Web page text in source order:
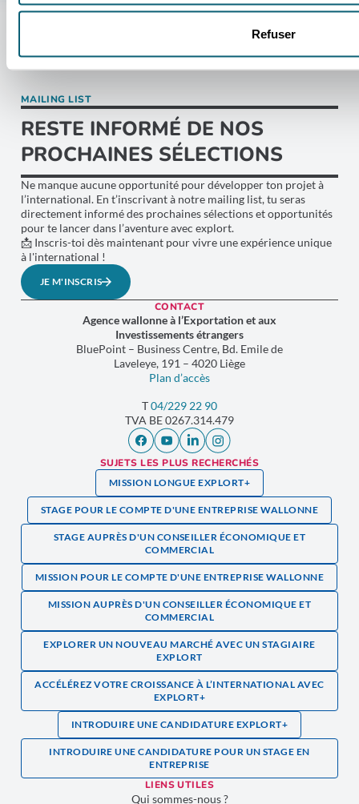
Refuser
MAILING LIST
RESTE INFORMÉ DE NOS
PROCHAINES SÉLECTIONS
Ne manque aucune opportunité pour développer ton projet à
l’international. En t’inscrivant à notre mailing list, tu seras
directement informé des prochaines sélections et opportunités
pour te lancer dans l’aventure avec explort.
📩 Inscris-toi dès maintenant pour vivre une expérience unique
à l'international !
JE M'INSCRIS
CONTACT
Agence wallonne à l’Exportation et aux
Investissements étrangers
BluePoint – Business Centre, Bd. Emile de
Laveleye, 191 – 4020 Liège
Plan d’accès
T04/229 22 90
TVA BE 0267.314.479
SUJETS LES PLUS RECHERCHÉS
MISSION LONGUE EXPLORT+
STAGE POUR LE COMPTE D'UNE ENTREPRISE WALLONNE
STAGE AUPRÈS D'UN CONSEILLER ÉCONOMIQUE ET
COMMERCIAL
MISSION POUR LE COMPTE D'UNE ENTREPRISE WALLONNE
MISSION AUPRÈS D'UN CONSEILLER ÉCONOMIQUE ET
COMMERCIAL
EXPLORER UN NOUVEAU MARCHÉ AVEC UN STAGIAIRE
EXPLORT
ACCÉLÉREZ VOTRE CROISSANCE À L’INTERNATIONAL AVEC
EXPLORT+
INTRODUIRE UNE CANDIDATURE EXPLORT+
INTRODUIRE UNE CANDIDATURE POUR UN STAGE EN
ENTREPRISE
LIENS UTILES
Qui sommes-nous ?